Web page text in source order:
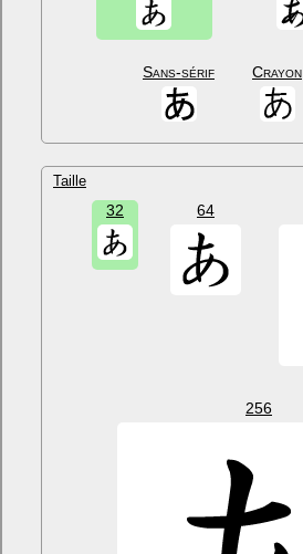
Sans-sérif Crayon
Taille
32 64
256